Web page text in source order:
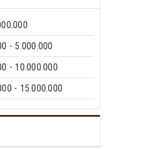
- 5.000.000
- 10.000.000
- 15.000.000